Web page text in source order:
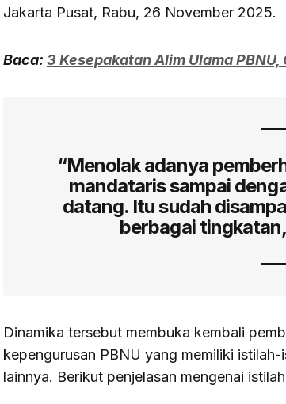
Jakarta Pusat, Rabu, 26 November 2025.
Baca: 3 Kesepakatan Alim Ulama
“Menolak adanya
mandataris sampai
datang. Itu sudah
berbagai
Dinamika tersebut membuka kembali
kepengurusan PBNU yang memiliki
lainnya. Berikut penjelasan mengenai